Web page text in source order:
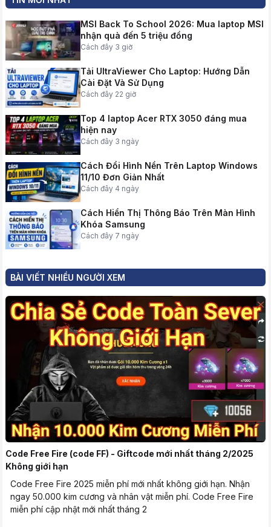
MSI Back To School 2026: Mua laptop MSI
nhận quà đến 5 triệu đồng
Cách đây 3 giờ
Tải UltraViewer Cho Laptop: Hướng Dẫn
Cài Đặt Và Sử Dụng
Cách đây 22 giờ
Top 4 laptop Acer RTX 3050 đáng mua
hiện nay
Cách đây 3 ngày
Cách Đổi Hình Nền Trên Laptop Windows
11/10 Đơn Giản Nhất
Cách đây 4 ngày
Cách Hiển Thị Thông Báo Trên Màn Hình
Khóa Samsung
Cách đây 7 ngày
BÀI VIẾT NHIỀU NGƯỜI XEM
Code Free Fire (code FF) - Giftcode mới nhất tháng 2/2025
Không giới hạn
Code Free Fire 2025 miễn phí mới nhất không giới hạn. Nhận
ngay 50.000 kim cương và nhân vật miễn phí. Code Free Fire
miễn phí cập nhật mới nhất tháng 2